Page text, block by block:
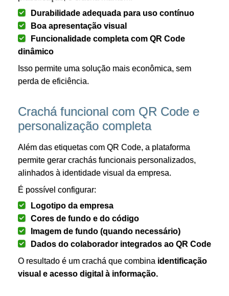
Durabilidade adequada para uso contínuo
Boa apresentação visual
Funcionalidade completa com QR Code
dinâmico
Isso permite uma solução mais econômica, sem
perda de eficiência.
Crachá funcional com QR Code e
personalização completa
Além das etiquetas com QR Code, a plataforma
permite gerar crachás funcionais personalizados,
alinhados à identidade visual da empresa.
É possível configurar:
Logotipo da empresa
Cores de fundo e do código
Imagem de fundo (quando necessário)
Dados do colaborador integrados ao QR Code
O resultado é um crachá que combina identificação
visual e acesso digital à informação.